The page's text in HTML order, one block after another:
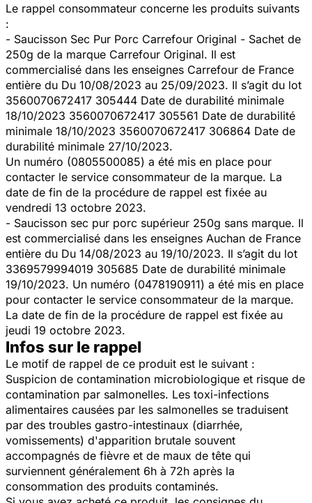
Le rappel consommateur concerne les produits suivants
:
- Saucisson Sec Pur Porc Carrefour Original - Sachet de
250g de la marque Carrefour Original. Il est
commercialisé dans les enseignes Carrefour de France
entière du Du 10/08/2023 au 25/09/2023. Il s’agit du lot
3560070672417 305444 Date de durabilité minimale
18/10/2023 3560070672417 305561 Date de durabilité
minimale 18/10/2023 3560070672417 306864 Date de
durabilité minimale 27/10/2023.
Un numéro (0805500085) a été mis en place pour
contacter le service consommateur de la marque. La
date de fin de la procédure de rappel est fixée au
vendredi 13 octobre 2023.
- Saucisson sec pur porc supérieur 250g sans marque. Il
est commercialisé dans les enseignes Auchan de France
entière du Du 14/08/2023 au 19/10/2023. Il s’agit du lot
3369579994019 305685 Date de durabilité minimale
19/10/2023. Un numéro (0478190911) a été mis en place
pour contacter le service consommateur de la marque.
La date de fin de la procédure de rappel est fixée au
jeudi 19 octobre 2023.
Infos sur le rappel
Le motif de rappel de ce produit est le suivant :
Suspicion de contamination microbiologique et risque de
contamination par salmonelles. Les toxi-infections
alimentaires causées par les salmonelles se traduisent
par des troubles gastro-intestinaux (diarrhée,
vomissements) d'apparition brutale souvent
accompagnés de fièvre et de maux de tête qui
surviennent généralement 6h à 72h après la
consommation des produits contaminés.